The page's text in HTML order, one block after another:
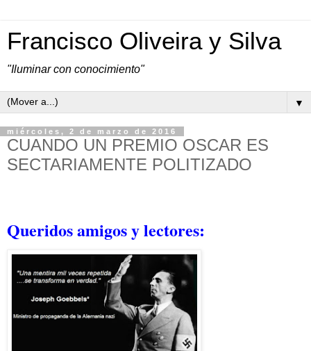
Francisco Oliveira y Silva
"Iluminar con conocimiento"
▼
miércoles, 2 de marzo de 2016
CUANDO UN PREMIO OSCAR ES
SECTARIAMENTE POLITIZADO
Queridos amigos y lectores: